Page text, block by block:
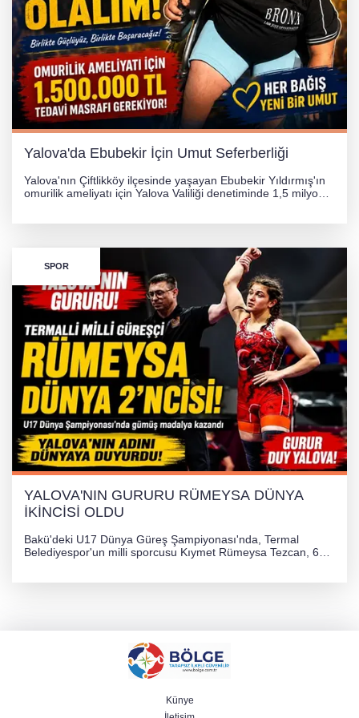
Yalova'da Ebubekir İçin Umut Seferberliği
Yalova'nın Çiftlikköy ilçesinde yaşayan Ebubekir Yıldırmış'ın
omurilik ameliyatı için Yalova Valiliği denetiminde 1,5 milyon
SPOR
YALOVA'NIN GURURU RÜMEYSA DÜNYA
İKİNCİSİ OLDU
Bakü'deki U17 Dünya Güreş Şampiyonası'nda, Termal
Belediyespor'un milli sporcusu Kıymet Rümeysa Tezcan, 69
Künye